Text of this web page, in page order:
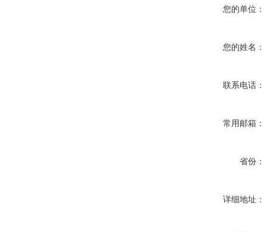
您的单位：
您的姓名：
联系电话：
常用邮箱：
省份：
详细地址：